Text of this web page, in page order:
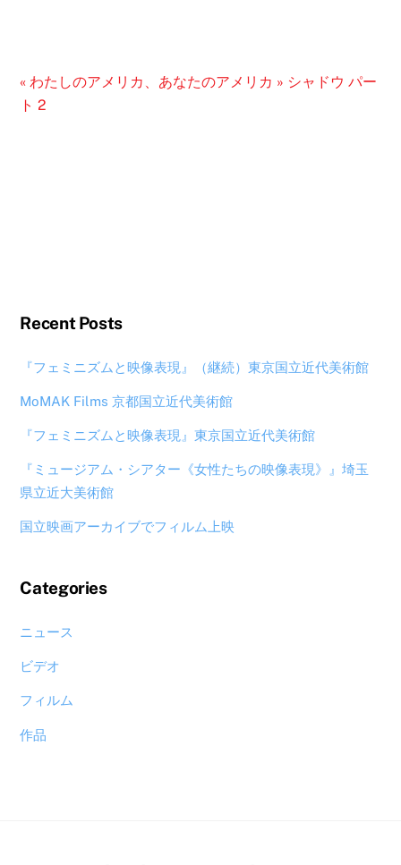
« わたしのアメリカ、あなたのアメリカ » シャドウ パー
ト 2
Recent Posts
『フェミニズムと映像表現』（継続）東京国立近代美術館
MoMAK Films 京都国立近代美術館
『フェミニズムと映像表現』東京国立近代美術館
『ミュージアム・シアター《女性たちの映像表現》』埼玉
県立近大美術館
国立映画アーカイブでフィルム上映
Categories
ニュース
ビデオ
フィルム
作品